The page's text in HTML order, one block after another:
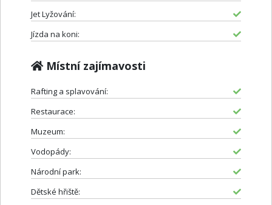
Jet Lyžování:
Jízda na koni:
Místní zajímavosti
Rafting a splavování:
Restaurace:
Muzeum:
Vodopády:
Národní park:
Dětské hřiště: